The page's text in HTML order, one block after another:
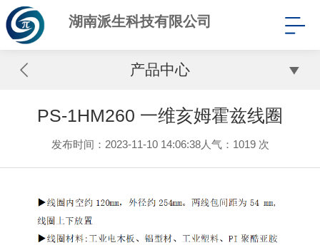
湖南派生科技有限公司
产品中心
PS-1HM260 一维亥姆霍兹线圈
发布时间：2023-11-10 14:06:38人气： 1019 次